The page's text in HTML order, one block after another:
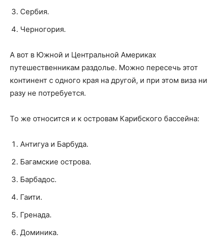
Сербия.
Черногория.
А вот в Южной и Центральной Америках
путешественникам раздолье. Можно пересечь этот
континент с одного края на другой, и при этом виза ни
разу не потребуется.
То же относится и к островам Карибского бассейна:
Антигуа и Барбуда.
Багамские острова.
Барбадос.
Гаити.
Гренада.
Доминика.